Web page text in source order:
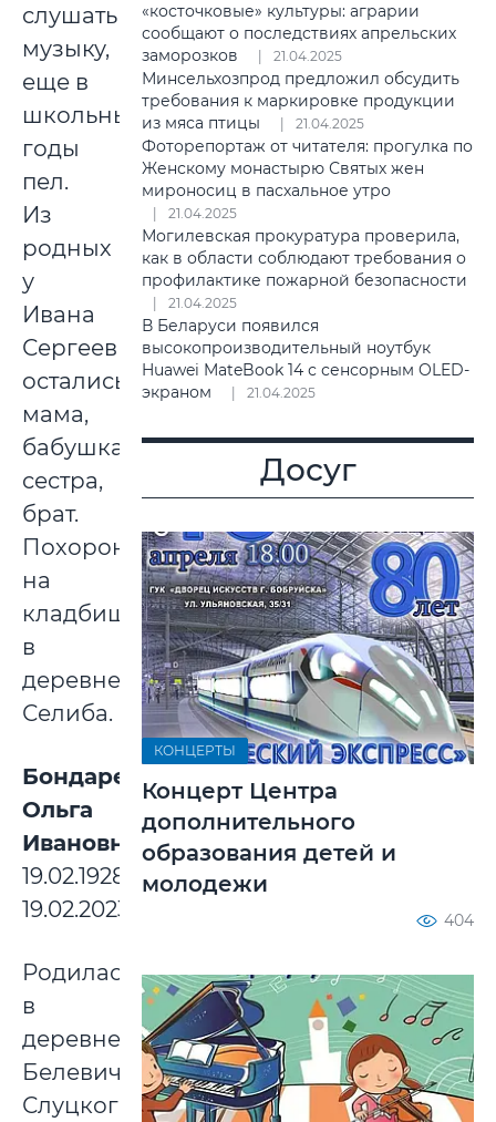
слушать
музыку,
еще в
школьные
годы
пел.
Из
родных
у
Ивана
Сергеевича
остались
мама,
бабушка,
сестра,
брат.
Похоронен
на
кладбище
в
деревне
Селиба.
Бондаренко
Ольга
Ивановна:
19.02.1928-
19.02.2023
Родилась
в
деревне
Белевичи
Слуцкого
«косточковые» культуры: аграрии
сообщают о последствиях апрельских
заморозков
21.04.2025
Минсельхозпрод предложил обсудить
требования к маркировке продукции
из мяса птицы
21.04.2025
Фоторепортаж от читателя: прогулка по
Женскому монастырю Святых жен
мироносиц в пасхальное утро
21.04.2025
Могилевская прокуратура проверила,
как в области соблюдают требования о
профилактике пожарной безопасности
21.04.2025
В Беларуси появился
высокопроизводительный ноутбук
Huawei MateBook 14 с сенсорным OLED-
экраном
21.04.2025
Досуг
КОНЦЕРТЫ
Концерт Центра
дополнительного
образования детей и
молодежи
404